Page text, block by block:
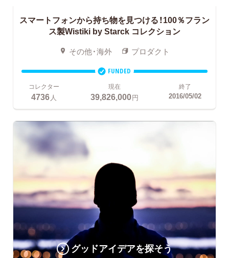
スマートフォンから持ち物を見つける！100％フラン
ス製Wistiki by Starck コレクション
その他・海外 プロダクト
FUNDED
コレクター
4736 人
現在
39,826,000円
終了
2016/05/02
グッドアイデアを探そう